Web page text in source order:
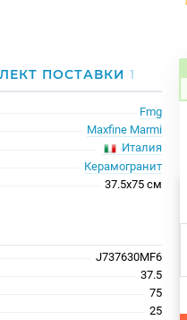
ПОСТАВКИ1
Fmg
Maxfine Marmi
Италия
Керамогранит
37.5x75 см
J737630MF6
37.5
75
25